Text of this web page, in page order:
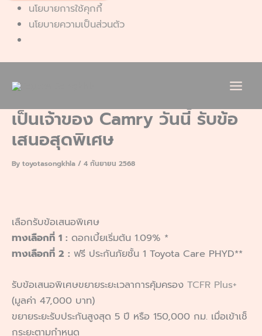
นโยบายการใช้คุกกี้
นโยบายความเป็นส่วนตัว
เป็นเจ้าของ Camry วันนี้ รับข้อ
เสนอสุดพิเศษ
By toyotasongkhla / 4 กันยายน 2568
เลือกรับข้อเสนอพิเศษ
ทางเลือกที่ 1 : ดอกเบี้ยเริ่มต้น 1.09% *
ทางเลือกที่ 2 : ฟรี ประกันภัยชั้น 1 Toyota Care PHYD**
รับข้อเสนอพิเศษขยายระยะเวลาการคุ้มครอง TCFR Plus+
(มูลค่า 47,000 บาท)
ขยายระยะรับประกันสูงสุด 5 ปี หรือ 150,000 กม. เมื่อเข้าเช็
กระยะตามกำหนด